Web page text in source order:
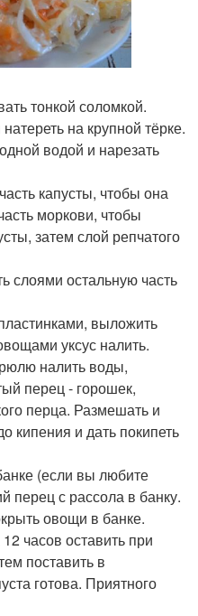
тонкой соломкой.
на крупной тёрке.
водой и нарезать
капусты, чтобы она
моркови, чтобы
затем слой репчатого
слоями остальную часть
выложить
уксус налить.
налить воды,
перец - горошек,
перца. Размешать и
кипения и дать покипеть
(если вы любите
перец с рассола в банку.
овощи в банке.
часов оставить при
поставить в
готова. Приятного